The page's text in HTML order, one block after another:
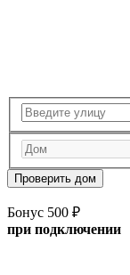
Проверить дом
Бонус 500 ₽
при подключении